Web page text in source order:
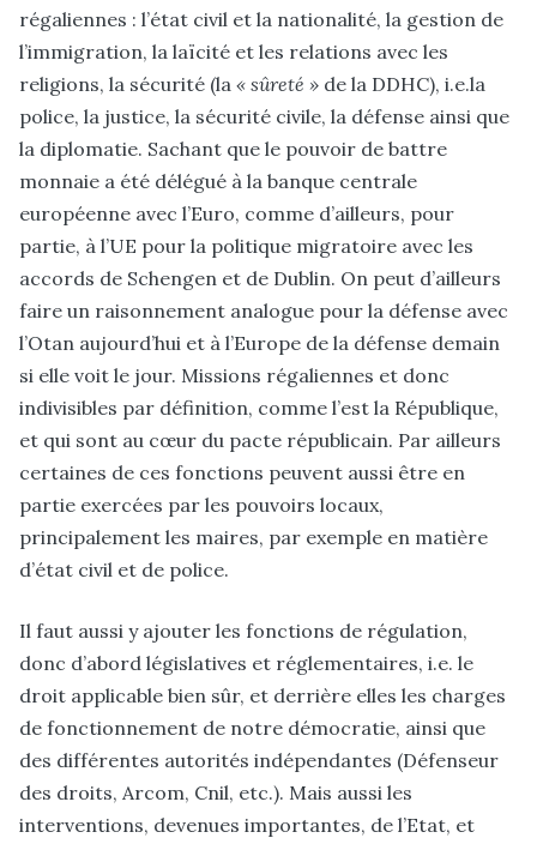
régaliennes : l’état civil et la nationalité, la gestion de
l’immigration, la laïcité et les relations avec les
religions, la sécurité (la « sûreté » de la DDHC), i.e.la
police, la justice, la sécurité civile, la défense ainsi que
la diplomatie. Sachant que le pouvoir de battre
monnaie a été délégué à la banque centrale
européenne avec l’Euro, comme d’ailleurs, pour
partie, à l’UE pour la politique migratoire avec les
accords de Schengen et de Dublin. On peut d’ailleurs
faire un raisonnement analogue pour la défense avec
l’Otan aujourd’hui et à l’Europe de la défense demain
si elle voit le jour. Missions régaliennes et donc
indivisibles par définition, comme l’est la République,
et qui sont au cœur du pacte républicain. Par ailleurs
certaines de ces fonctions peuvent aussi être en
partie exercées par les pouvoirs locaux,
principalement les maires, par exemple en matière
d’état civil et de police.
Il faut aussi y ajouter les fonctions de régulation,
donc d’abord législatives et réglementaires, i.e. le
droit applicable bien sûr, et derrière elles les charges
de fonctionnement de notre démocratie, ainsi que
des différentes autorités indépendantes (Défenseur
des droits, Arcom, Cnil, etc.). Mais aussi les
interventions, devenues importantes, de l’Etat, et